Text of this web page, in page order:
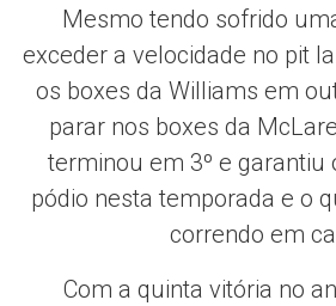
Mesmo tendo sofrido
exceder a velocidade no pit
os boxes da Williams em
parar nos boxes da
terminou em 3º e garantiu
pódio nesta temporada e o
correndo em
Com a quinta vitória no